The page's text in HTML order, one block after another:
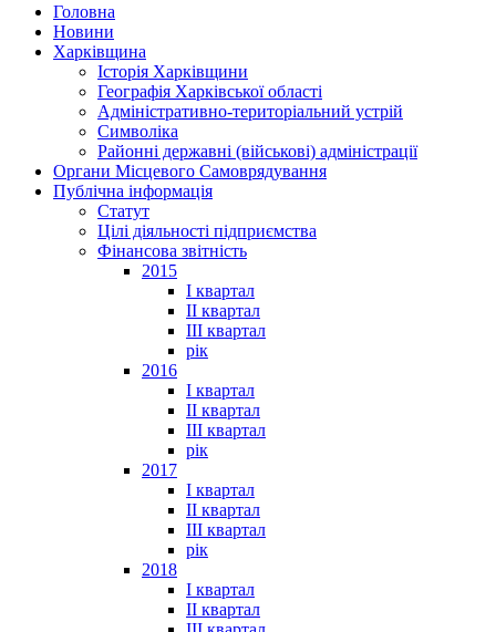
Головна
Новини
Харківщина
Історія Харківщини
Географія Харківської області
Адміністративно-територіальний устрій
Символіка
Районні державні (військові) адміністрації
Органи Місцевого Самоврядування
Публічна інформація
Статут
Цілі діяльності підприємства
Фінансова звітність
2015
I квартал
II квартал
III квартал
рік
2016
I квартал
II квартал
III квартал
рік
2017
I квартал
II квартал
III квартал
рік
2018
I квартал
II квартал